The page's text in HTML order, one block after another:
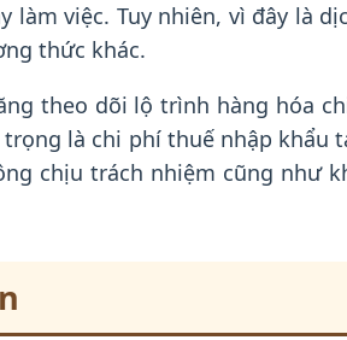
làm việc. Tuy nhiên, vì đây là
thức khác.
theo dõi lộ trình hàng hóa
là chi phí thuế nhập khẩu
chịu trách nhiệm cũng như